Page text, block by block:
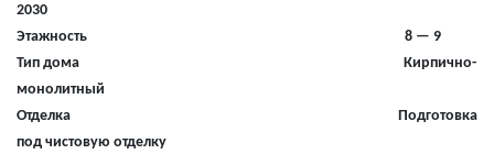
2030
Этажность 8 — 9
Тип дома Кирпично-
монолитный
Отделка Подготовка
под чистовую отделку